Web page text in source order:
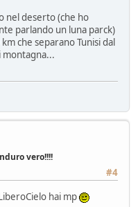
nel deserto (che ho
parlando un luna parck)
che separano Tunisi dal
montagna...
vero!!!!
#4
hai mp